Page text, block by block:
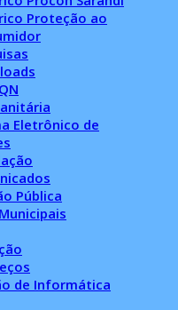
Proteção ao
Eletrônico de
Pública
de Informática